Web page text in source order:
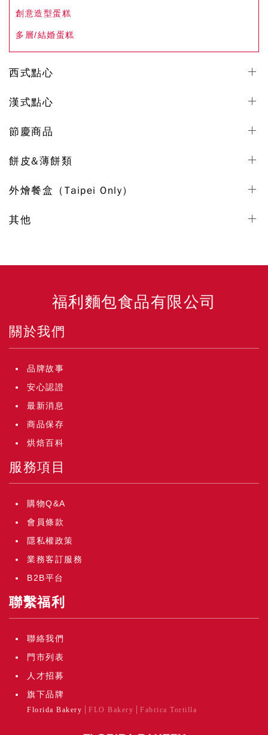
創意造型蛋糕
多層/結婚蛋糕
西式點心
漢式點心
節慶商品
餅皮&薄餅類
外燴餐盒（Taipei Only）
其他
福利麵包食品有限公司
關於我們
品牌故事
安心認證
最新消息
商品保存
烘焙百科
服務項目
購物Q&A
會員條款
隱私權政策
業務客訂服務
B2B平台
聯繫福利
聯絡我們
門市列表
人才招募
旗下品牌
Florida Bakery FLO Bakery Fabrica Tortilla